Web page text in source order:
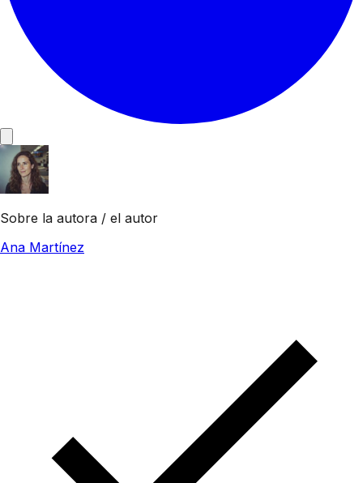
Sobre la autora / el autor
Ana Martínez